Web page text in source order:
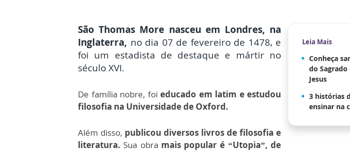
Leia Mais
Conheça
do Sagrado
Jesus
3 histórias
ensinar na
São Thomas More nasceu em Londres, na
Inglaterra, no dia 07 de fevereiro de 1478, e
foi um estadista de destaque e mártir no
século XVI.
De família nobre, foi educado em latim e estudou
filosofia na Universidade de Oxford.
Além disso, publicou diversos livros de filosofia e
literatura. Sua obra mais popular é “Utopia”, de